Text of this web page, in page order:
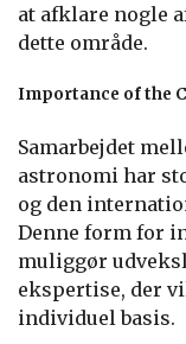
at afklare nogle
dette område.
Importance of the
Samarbejdet
astronomi har
og den
Denne form for
muliggør
ekspertise, der
individuel basis.